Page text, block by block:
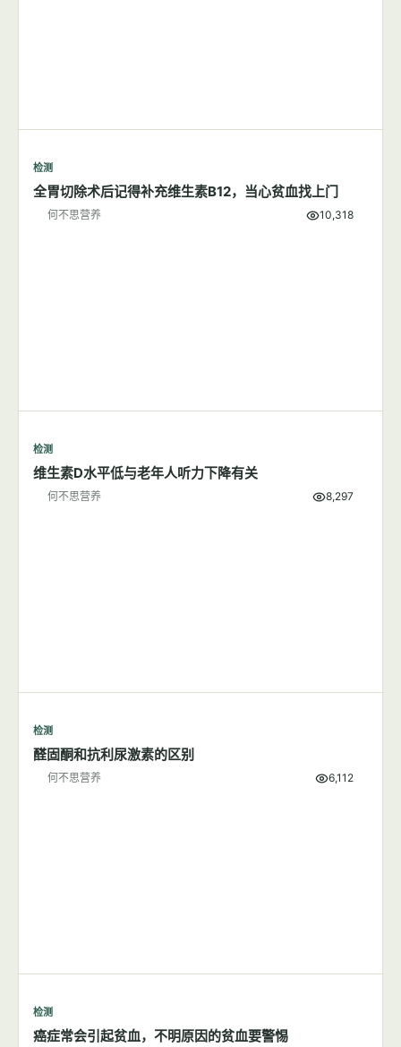
检测
全胃切除术后记得补充维生素B12，当心贫血找上门
何不思营养 10,318
检测
维生素D水平低与老年人听力下降有关
何不思营养 8,297
检测
醛固酮和抗利尿激素的区别
何不思营养 6,112
检测
癌症常会引起贫血，不明原因的贫血要警惕